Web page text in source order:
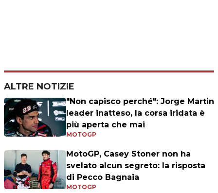
ALTRE NOTIZIE
"Non capisco perché": Jorge Martin
leader inatteso, la corsa iridata è
più aperta che mai
MOTOGP
MotoGP, Casey Stoner non ha
svelato alcun segreto: la risposta
di Pecco Bagnaia
MOTOGP